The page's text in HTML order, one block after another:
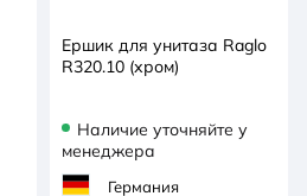
Ершик для унитаза Raglo
R320.10 (хром)
Наличие уточняйте у
менеджера
Германия